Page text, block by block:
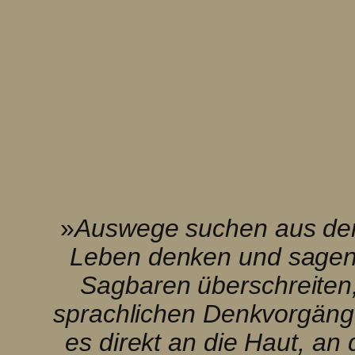
»Auswege suchen aus
Leben denken und
Sagbaren
sprachlichen
es direkt an die Haut, an